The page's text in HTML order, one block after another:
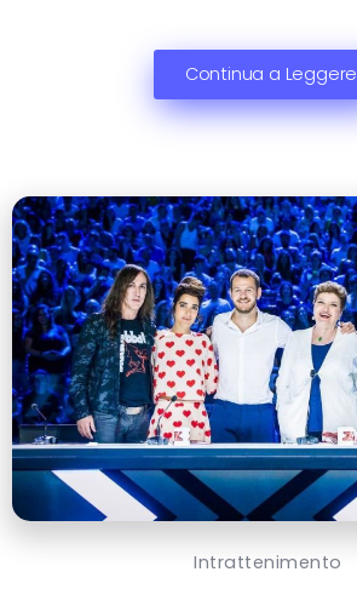
Continua a Leggere
Intrattenimento